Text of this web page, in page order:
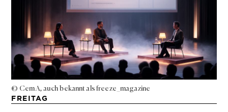
© Cem A, auch bekannt als freeze_magazine
FREITAG